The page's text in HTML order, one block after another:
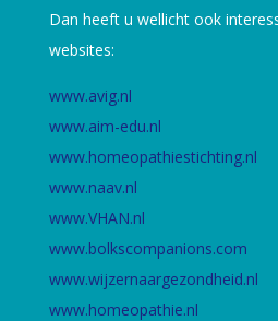
Dan heeft u wellicht ook
websites:
www.avig.nl
www.aim-edu.nl
www.homeopathiestichting.nl
www.naav.nl
www.VHAN.nl
www.bolkscompanions.com
www.wijzernaargezondheid.nl
www.homeopathie.nl